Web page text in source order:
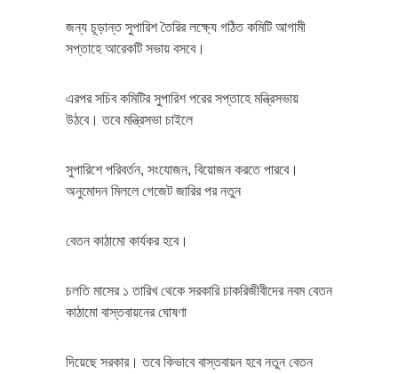
জন্য চূড়ান্ত সুপারিশ তৈরির লক্ষ্যে গঠিত কমিটি আগামী
সপ্তাহে আরেকটি সভায় বসবে।
এরপর সচিব কমিটির সুপারিশ পরের সপ্তাহে মন্ত্রিসভায়
উঠবে। তবে মন্ত্রিসভা চাইলে
সুপারিশে পরিবর্তন, সংযোজন, বিয়োজন করতে পারবে।
অনুমোদন মিললে গেজেট জারির পর নতুন
বেতন কাঠামো কার্যকর হবে।
চলতি মাসের ১ তারিখ থেকে সরকারি চাকরিজীবীদের নবম বেতন
কাঠামো বাস্তবায়নের ঘোষণা
দিয়েছে সরকার। তবে কিভাবে বাস্তবায়ন হবে নতুন বেতন